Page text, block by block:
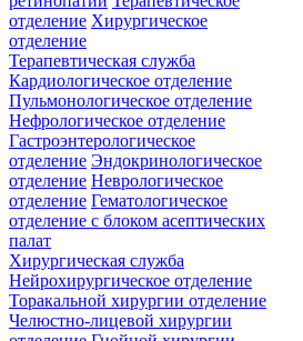
отделение Хирургическое
отделение
Терапевтическая служба
Кардиологическое отделение
Пульмонологическое отделение
Нефрологическое отделение
Гастроэнтерологическое
отделение Эндокринологическое
отделение Неврологическое
отделение Гематологическое
отделение c блоком асептических
палат
Хирургическая служба
Нейрохирургическое отделение
Торакальной хирургии отделение
Челюстно-лицевой хирургии